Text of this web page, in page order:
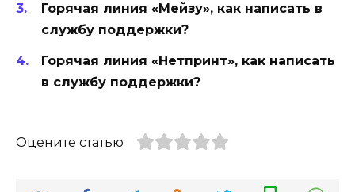
Горячая линия «Мейзу», как написать в
службу поддержки?
Горячая линия «Нетпринт», как написать
в службу поддержки?
Оцените статью